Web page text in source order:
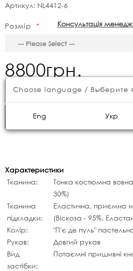
Артикул: NL4412-6
Консультація
Розмір
8800грн.
КУПИТИ
ШВИДКЕ ЗАМОВЛЕННЯ
Характеристики
Тканина:
Тонка костюмна
30%)
Тканина
підкладки:
Еластична, приємна
(Віскоза - 95%,
Колір:
"П'є де пуль"
Рукав:
Довгий рукав
Вид
застібки:
Потаємні пришивні
Choose language / Выберите
Eng Укр